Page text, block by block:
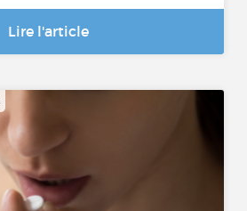
Lire l'article